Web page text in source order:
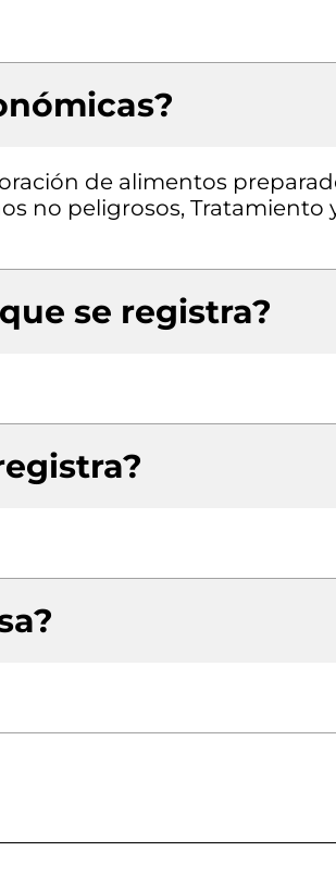
de alimentos
no peligrosos, Tratamiento
se registra?